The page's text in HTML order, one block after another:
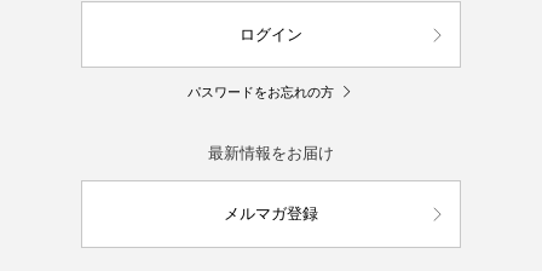
ログイン
パスワードをお忘れの方
最新情報をお届け
メルマガ登録